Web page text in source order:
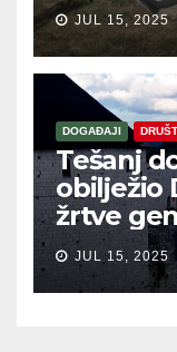
JUL 15, 2025
DOGAĐAJI
Tešanj
obilježio
žrtve
JUL 15, 2025